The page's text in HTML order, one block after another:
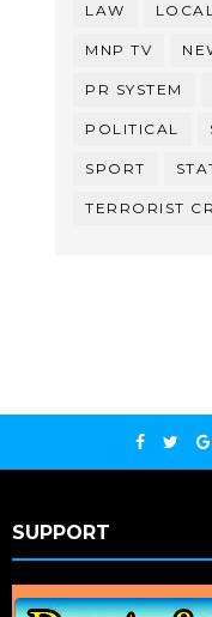
LAW
MNP TV
PR SYSTEM
POLITICAL
SPORT
TERRORIST
SUPPORT